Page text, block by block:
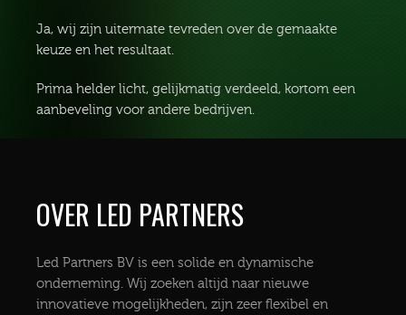
Ja, wij zijn uitermate tevreden over de gemaakte
keuze en het resultaat.
Prima helder licht, gelijkmatig verdeeld, kortom een
aanbeveling voor andere bedrijven.
OVER LED PARTNERS
Led Partners BV is een solide en dynamische
onderneming. Wij zoeken altijd naar nieuwe
innovatieve mogelijkheden, zijn zeer flexibel en